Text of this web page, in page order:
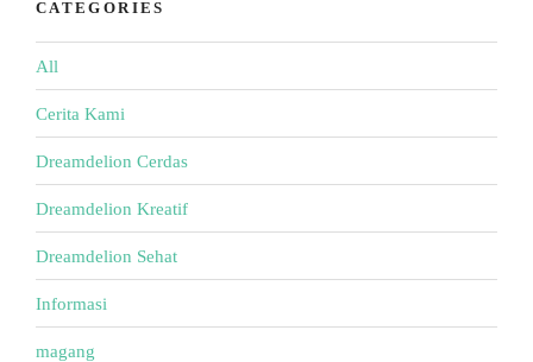
CATEGORIES
All
Cerita Kami
Dreamdelion Cerdas
Dreamdelion Kreatif
Dreamdelion Sehat
Informasi
magang